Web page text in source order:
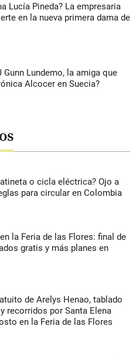
Lucía Pineda? La empresaria
en la nueva primera dama de
Gunn Lundemo, la amiga que
Alcocer en Suecia?
o cicla eléctrica? Ojo a
para circular en Colombia
la Feria de las Flores: final de
gratis y más planes en
de Arelys Henao, tablado
recorridos por Santa Elena
en la Feria de las Flores